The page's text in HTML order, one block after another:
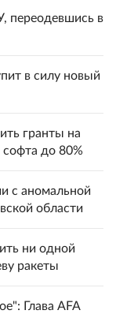
переодевшись в
в силу новый
гранты на
софта до 80%
с аномальной
области
ни одной
ракеты
Глава AFA